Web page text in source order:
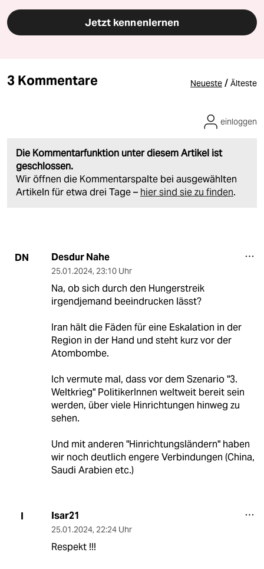
Jetzt kennenlernen
3 Kommentare Neueste / Älteste
Die Kommentarfunktion unter diesem Artikel ist
geschlossen.
Wir öffnen die Kommentarspalte bei ausgewählten
Artikeln für etwa drei Tage – hier sind sie zu finden.
einloggen
DN Desdur Nahe
25.01.2024, 23:10 Uhr
Na, ob sich durch den Hungerstreik
irgendjemand beeindrucken lässt?
Iran hält die Fäden für eine Eskalation in der
Region in der Hand und steht kurz vor der
Atombombe.
Ich vermute mal, dass vor dem Szenario "3.
Weltkrieg" PolitikerInnen weltweit bereit sein
werden, über viele Hinrichtungen hinweg zu
sehen.
Und mit anderen "Hinrichtungsländern" haben
wir noch deutlich engere Verbindungen (China,
Saudi Arabien etc.)
I Isar21
25.01.2024, 22:24 Uhr
Respekt !!!